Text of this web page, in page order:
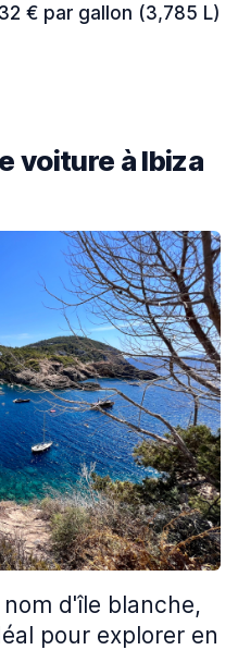
€ par gallon (3,785 L)
voiture à Ibiza
d'île blanche,
pour explorer en